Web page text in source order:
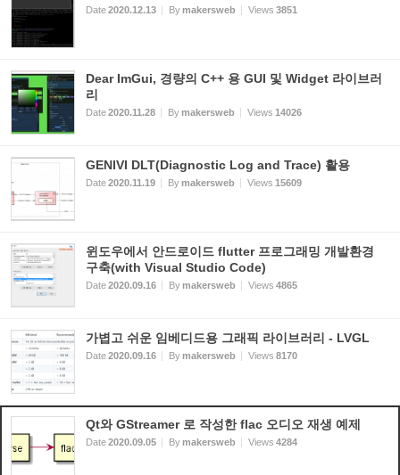
Date2020.12.13 Bymakersweb Views 3851
Dear ImGui, 경량의 C++ 용 GUI 및 Widget 라이브러
리
Date2020.11.28 Bymakersweb Views 14026
GENIVI DLT(Diagnostic Log and Trace) 활용
Date2020.11.19 Bymakersweb Views 15609
윈도우에서 안드로이드 flutter 프로그래밍 개발환경
구축(with Visual Studio Code)
Date2020.09.16 Bymakersweb Views 4865
가볍고 쉬운 임베디드용 그래픽 라이브러리 - LVGL
Date2020.09.16 Bymakersweb Views 8170
Qt와 GStreamer 로 작성한 flac 오디오 재생 예제
Date2020.09.05 Bymakersweb Views 4284